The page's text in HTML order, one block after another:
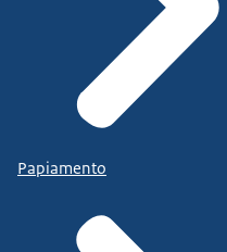
Papiamento